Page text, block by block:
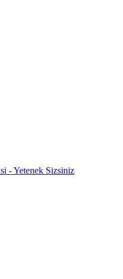
- Yetenek Sizsiniz